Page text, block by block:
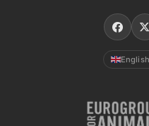
English